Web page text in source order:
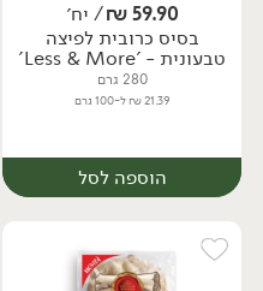
יח׳
59.90
₪/ יח׳
בסיס כרובית לפיצה
טבעונית - 'Less & More'
280 גרם
21.39 ₪ ל-100 גרם
הוספה לסל